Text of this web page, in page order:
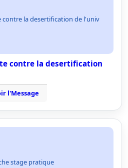
contre la desertification de l'univ
contre la desertification
l'Message
stage pratique